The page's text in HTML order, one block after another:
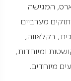
המגישה
מערביים
בקלאווה,
ומיוחדות,
מיוחדים.